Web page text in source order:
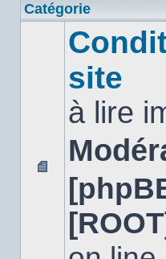
Catégorie
Aucun
message
non
site
à lire